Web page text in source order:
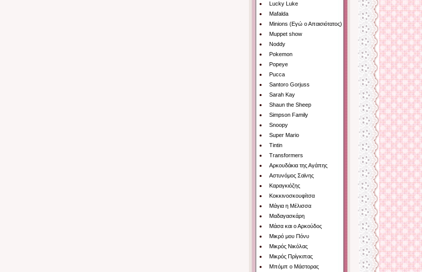
Lucky Luke
Mafalda
Minions (Εγώ ο Απαισιότατος)
Muppet show
Noddy
Pokemon
Popeye
Pucca
Santoro Gorjuss
Sarah Kay
Shaun the Sheep
Simpson Family
Snoopy
Super Mario
Tintin
Transformers
Αρκουδάκια της Αγάπης
Αστυνόμος Σαϊνης
Καραγκιόζης
Κοκκινοσκουφίτσα
Μάγια η Μέλισσα
Μαδαγασκάρη
Μάσα και ο Αρκούδος
Μικρό μου Πόνυ
Μικρός Νικόλας
Μικρός Πρίγκιπας
Μπόμπ ο Μάστορας